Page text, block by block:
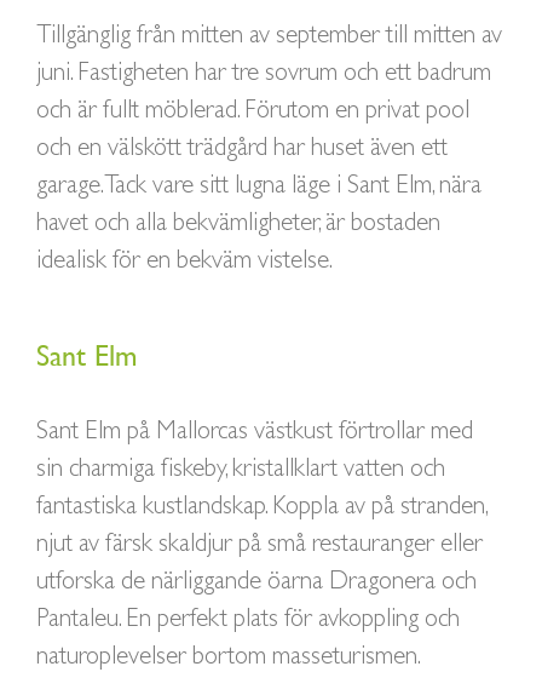
Tillgänglig från mitten av september till mitten av
juni. Fastigheten har tre sovrum och ett badrum
och är fullt möblerad. Förutom en privat pool
och en välskött trädgård har huset även ett
garage. Tack vare sitt lugna läge i Sant Elm, nära
havet och alla bekvämligheter, är bostaden
idealisk för en bekväm vistelse.
Sant Elm
Sant Elm på Mallorcas västkust förtrollar med
sin charmiga fiskeby, kristallklart vatten och
fantastiska kustlandskap. Koppla av på stranden,
njut av färsk skaldjur på små restauranger eller
utforska de närliggande öarna Dragonera och
Pantaleu. En perfekt plats för avkoppling och
naturoplevelser bortom masseturismen.